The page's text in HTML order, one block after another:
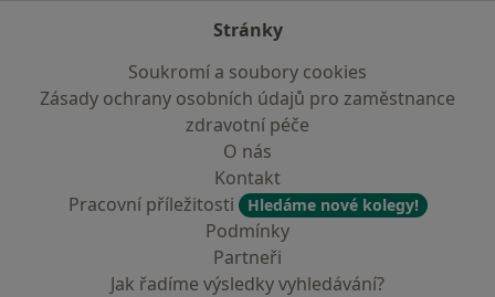
Stránky
Soukromí a soubory cookies
Zásady ochrany osobních údajů pro zaměstnance
zdravotní péče
O nás
Kontakt
Pracovní příležitosti
Hledáme nové kolegy!
Podmínky
Partneři
Jak řadíme výsledky vyhledávání?